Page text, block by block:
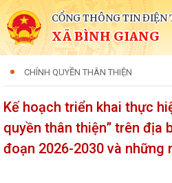
CỔNG THÔNG TIN ĐIỆN
XÃ BÌNH GIANG
CHÍNH QUYỀN THÂN THIỆN
Kế hoạch triển khai thực
quyền thân thiện” trên địa
đoạn 2026-2030 và những